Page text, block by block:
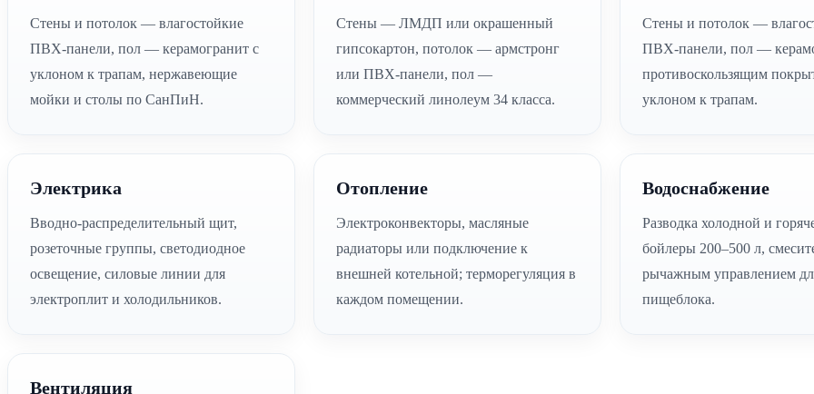
Стены и потолок — влагостойкие
ПВХ-панели, пол — керамогранит с
уклоном к трапам, нержавеющие
мойки и столы по СанПиН.
Стены — ЛМДП или окрашенный
гипсокартон, потолок — армстронг
или ПВХ-панели, пол —
коммерческий линолеум 34 класса.
Стены и потолок —
ПВХ-панели, пол —
противоскользящим
уклоном к трапам.
Электрика
Вводно-распределительный щит,
розеточные группы, светодиодное
освещение, силовые линии для
электроплит и холодильников.
Отопление
Электроконвекторы, масляные
радиаторы или подключение к
внешней котельной; терморегуляция в
каждом помещении.
Водоснабжение
Разводка холодной и
бойлеры 200–500 л,
рычажным управлением
пищеблока.
Вентиляция